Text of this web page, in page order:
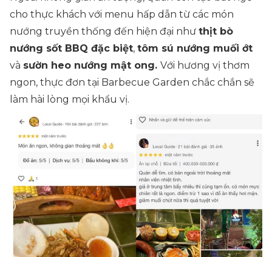
cho thực khách với menu hấp dẫn từ các món
nướng truyền thống đến hiện đại như thịt bò
nướng sốt BBQ đặc biệt, tôm sú nướng muối ớt
và sườn heo nướng mật ong. Với hương vị thơm
ngon, thực đơn tại Barbecue Garden chắc chắn sẽ
làm hài lòng mọi khẩu vị.